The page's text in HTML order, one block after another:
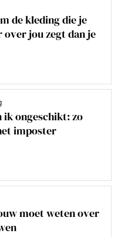
de kleding die je
over jou zegt dan je
ik ongeschikt: zo
imposter
moet weten over